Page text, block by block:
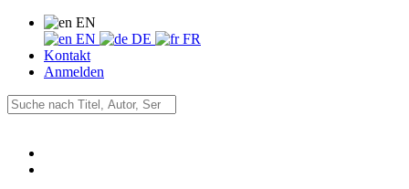
EN
EN
DE
FR
Kontakt
Anmelden